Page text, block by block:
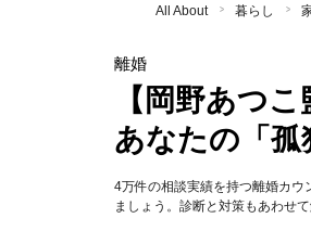
All About 暮らし
離婚
【岡野あつ
あなたの「孤
4万件の相談実績を持つ離婚カウ
ましょう。診断と対策もあわせ